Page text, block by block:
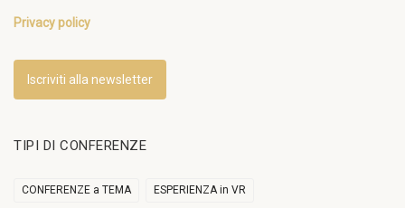
Privacy policy
Iscriviti alla newsletter
TIPI DI CONFERENZE
CONFERENZE a TEMA ESPERIENZA in VR